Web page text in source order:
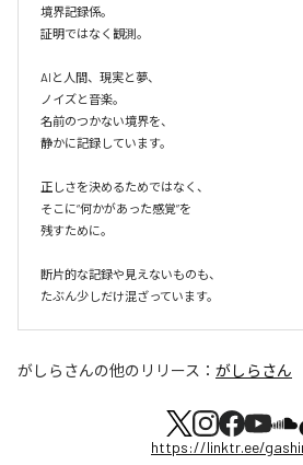
境界記録係。
証明ではなく観測。
AIと人間、現実と夢、
ノイズと音楽。
名前のつかない境界を、
静かに記録しています。
正しさを決めるためではなく、
そこに“何かがあった感覚”を
残すために。
断片的な記録や見えないものも、
たぶん少しだけ混ざっています。
がしらさんの他のリリース： がしらさん
https://linktr.ee/